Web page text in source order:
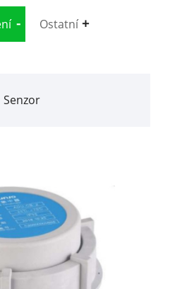
Ostatní
Senzor